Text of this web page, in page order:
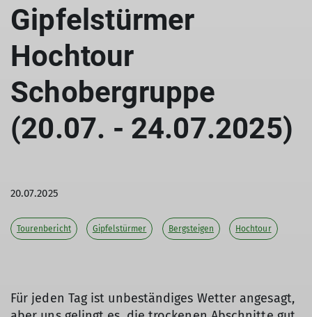
Gipfelstürmer
Hochtour
Schobergruppe
(20.07. - 24.07.2025)
20.07.2025
Tourenbericht Gipfelstürmer Bergsteigen Hochtour
Für jeden Tag ist unbeständiges Wetter angesagt,